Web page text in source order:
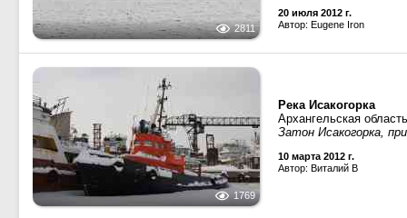
2811
20 июля 2012 г.
Автор: Eugene Iron
1769
Река Исакогорка
Архангельская
Затон Исакогорка,
10 марта 2012 г.
Автор: Виталий В